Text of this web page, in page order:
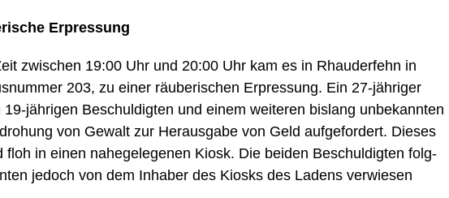
Erpressung
zwi­schen 19:00 Uhr und 20:00 Uhr kam es in Rhau­der­fehn in
203, zu einer räu­be­ri­schen Erpres­sung. Ein 27-jäh­ri­ger
jäh­ri­gen Beschul­dig­ten und einem wei­te­ren bis­lang unbe­kann­ten
von Gewalt zur Her­aus­ga­be von Geld auf­ge­for­dert. Die­ses
floh in einen nahe­ge­le­ge­nen Kiosk. Die bei­den Beschul­dig­ten folg­
jedoch von dem Inha­ber des Kiosks des Ladens ver­wie­sen